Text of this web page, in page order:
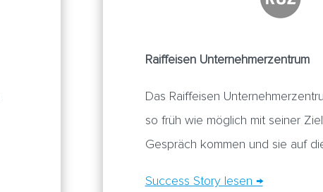
Raiffeisen Unternehmerzentrum
Das Raiffeisen
so früh wie möglich mit seiner
Gespräch kommen und sie auf
Success Story lesen →